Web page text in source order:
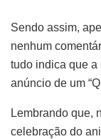
Sendo assim,
nenhum
tudo indica que a
anúncio de um
Lembrando que,
celebração do